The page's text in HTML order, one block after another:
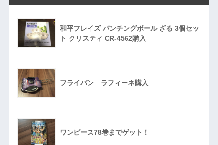
和平フレイズ パンチングボール ざる 3個セッ
ト クリスティ CR-4562購入
フライパン ラフィーネ購入
ワンピース78巻までゲット！